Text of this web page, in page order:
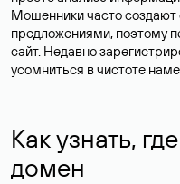
Мошенники часто
предложениями, поэтому
сайт. Недавно
усомниться в чистоте
Как узнать,
домен